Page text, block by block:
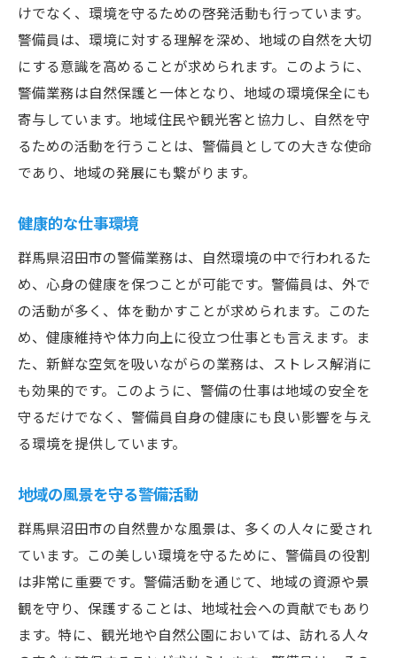
けでなく、環境を守るための啓発活動も行っています。
警備員は、環境に対する理解を深め、地域の自然を大切
にする意識を高めることが求められます。このように、
警備業務は自然保護と一体となり、地域の環境保全にも
寄与しています。地域住民や観光客と協力し、自然を守
るための活動を行うことは、警備員としての大きな使命
であり、地域の発展にも繋がります。
健康的な仕事環境
群馬県沼田市の警備業務は、自然環境の中で行われるた
め、心身の健康を保つことが可能です。警備員は、外で
の活動が多く、体を動かすことが求められます。このた
め、健康維持や体力向上に役立つ仕事とも言えます。ま
た、新鮮な空気を吸いながらの業務は、ストレス解消に
も効果的です。このように、警備の仕事は地域の安全を
守るだけでなく、警備員自身の健康にも良い影響を与え
る環境を提供しています。
地域の風景を守る警備活動
群馬県沼田市の自然豊かな風景は、多くの人々に愛され
ています。この美しい環境を守るために、警備員の役割
は非常に重要です。警備活動を通じて、地域の資源や景
観を守り、保護することは、地域社会への貢献でもあり
ます。特に、観光地や自然公園においては、訪れる人々